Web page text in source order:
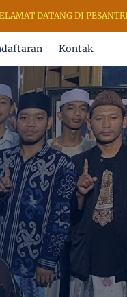
DATANG DI PESANTREN
Kontak